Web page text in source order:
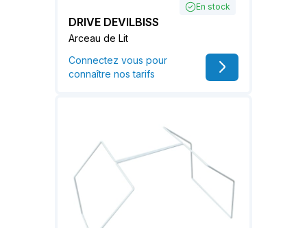
En stock
DRIVE DEVILBISS
Arceau de Lit
Connectez vous pour
connaître nos tarifs